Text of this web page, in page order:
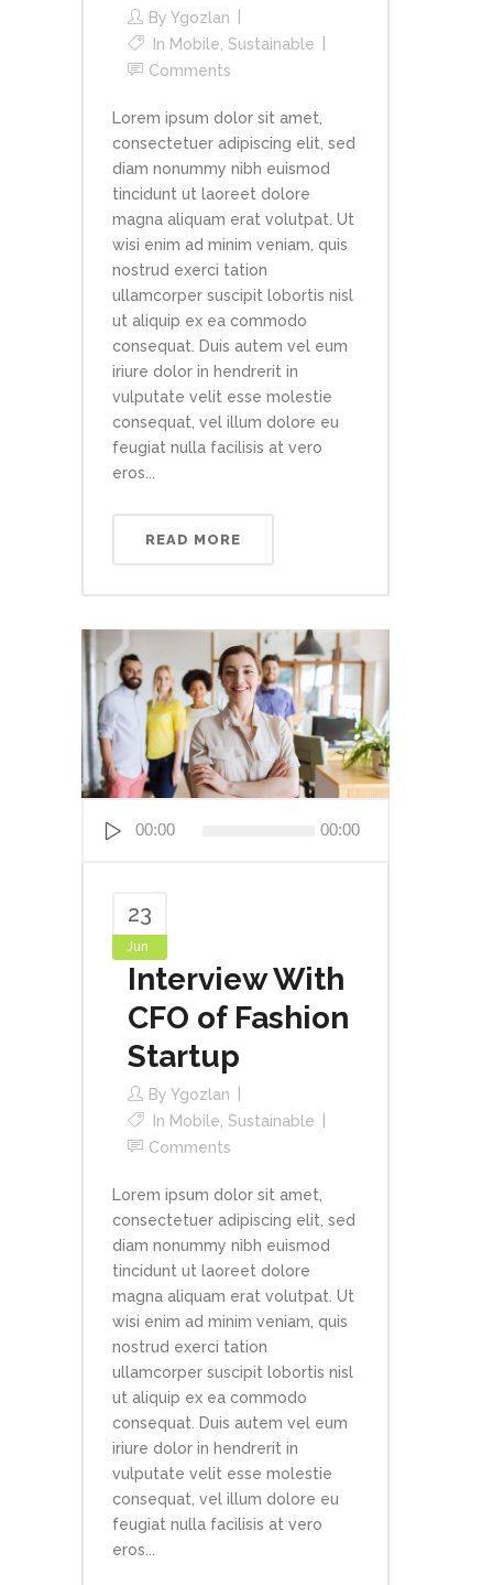
By Ygozlan
In Mobile, Sustainable
Comments
Lorem ipsum dolor sit amet,
consectetuer adipiscing elit, sed
diam nonummy nibh euismod
tincidunt ut laoreet dolore
magna aliquam erat volutpat. Ut
wisi enim ad minim veniam, quis
nostrud exerci tation
ullamcorper suscipit lobortis nisl
ut aliquip ex ea commodo
consequat. Duis autem vel eum
iriure dolor in hendrerit in
vulputate velit esse molestie
consequat, vel illum dolore eu
feugiat nulla facilisis at vero
eros...
READ MORE
Player
00:00 00:00
23
Jun
Interview With
CFO of Fashion
Startup
By Ygozlan
In Mobile Sustainable
Comments
Lorem ipsum dolor sit amet,
consectetuer adipiscing elit, sed
diam nonummy nibh euismod
tincidunt ut laoreet dolore
magna aliquam erat volutpat. Ut
wisi enim ad minim veniam, quis
nostrud exerci tation
ullamcorper suscipit lobortis nisl
ut aliquip ex ea commodo
consequat. Duis autem vel eum
iriure dolor in hendrerit in
vulputate velit esse molestie
consequat, vel illum dolore eu
feugiat nulla facilisis at vero
eros...